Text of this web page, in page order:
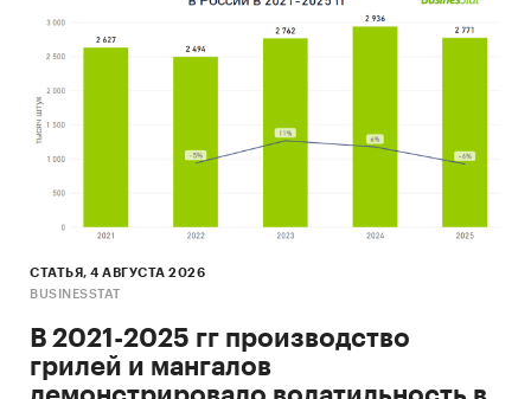
СТАТЬЯ, 4 АВГУСТА 2026
BUSINESSTAT
В 2021-2025 гг производство
грилей и мангалов